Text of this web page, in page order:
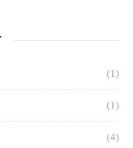
(1)
(1)
(4)